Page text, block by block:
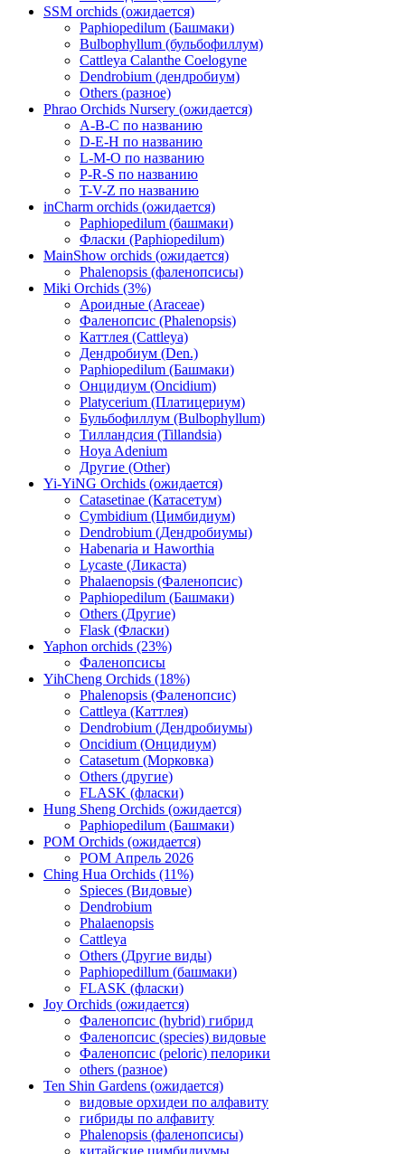
SSM orchids (ожидается)
Paphiopedilum (Башмаки)
Bulbophyllum (бульбофиллум)
Cattleya Calanthe Coelogyne
Dendrobium (дендробиум)
Others (разное)
Phrao Orchids Nursery (ожидается)
A-B-C по названию
D-E-H по названию
L-M-O по названию
P-R-S по названию
T-V-Z по названию
inCharm orchids (ожидается)
Paphiopedilum (башмаки)
Фласки (Paphiopedilum)
MainShow orchids (ожидается)
Phalenopsis (фаленопсисы)
Miki Orchids (3%)
Ароидные (Araceae)
Фаленопсис (Phalenopsis)
Каттлея (Cattleya)
Дендробиум (Den.)
Paphiopedilum (Башмаки)
Онцидиум (Oncidium)
Platycerium (Платицериум)
Бульбофиллум (Bulbophyllum)
Тилландсия (Tillandsia)
Hoya Adenium
Другие (Other)
Yi-YiNG Orchids (ожидается)
Catasetinae (Катасетум)
Cymbidium (Цимбидиум)
Dendrobium (Дендробиумы)
Habenaria и Haworthia
Lycaste (Ликаста)
Phalaenopsis (Фаленопсис)
Paphiopedilum (Башмаки)
Others (Другие)
Flask (Фласки)
Yaphon orchids (23%)
Фаленопсисы
YihCheng Orchids (18%)
Phalenopsis (Фаленопсис)
Cattleya (Каттлея)
Dendrobium (Дендробиумы)
Oncidium (Онцидиум)
Catasetum (Морковка)
Others (другие)
FLASK (фласки)
Hung Sheng Orchids (ожидается)
Paphiopedilum (Башмаки)
POM Orchids (ожидается)
POM Апрель 2026
Ching Hua Orchids (11%)
Spieces (Видовые)
Dendrobium
Phalaenopsis
Cattleya
Others (Другие виды)
Paphiopedillum (башмаки)
FLASK (фласки)
Joy Orchids (ожидается)
Фаленопсис (hybrid) гибрид
Фаленопсис (species) видовые
Фаленопсис (peloric) пелорики
others (разное)
Ten Shin Gardens (ожидается)
видовые орхидеи по алфавиту
гибриды по алфавиту
Phalenopsis (фаленопсисы)
китайские цимбидиумы